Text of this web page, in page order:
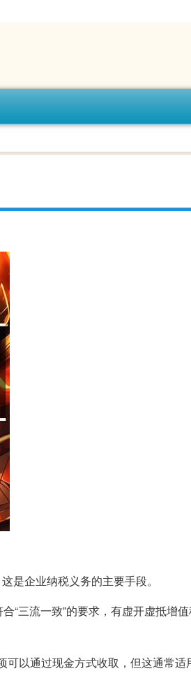
是企业纳税义务的主要手段。
“三流一致”的要求，有虚开虚抵增
以通过现金方式收取，但这通常适